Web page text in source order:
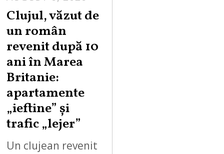
Clujul, văzut de
un român
revenit după 10
ani în Marea
Britanie:
apartamente
„ieftine” și
trafic „lejer”
Un clujean revenit